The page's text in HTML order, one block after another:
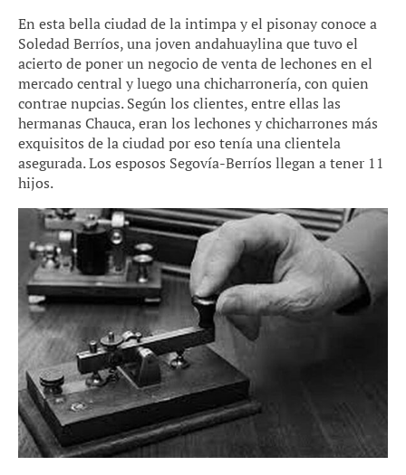
En esta bella ciudad de la intimpa y el pisonay conoce a
Soledad Berríos, una joven andahuaylina que tuvo el
acierto de poner un negocio de venta de lechones en el
mercado central y luego una chicharronería, con quien
contrae nupcias. Según los clientes, entre ellas las
hermanas Chauca, eran los lechones y chicharrones más
exquisitos de la ciudad por eso tenía una clientela
asegurada. Los esposos Segovía-Berríos llegan a tener 11
hijos.